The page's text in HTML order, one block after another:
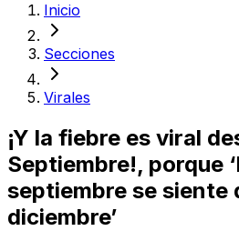
Inicio
Secciones
Virales
¡Y la fiebre es viral
Septiembre!, porque
septiembre se siente
diciembre’